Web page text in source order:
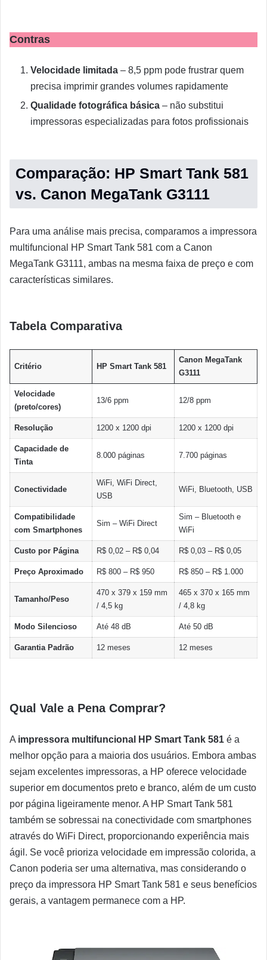
Contras
Velocidade limitada – 8,5 ppm pode frustrar quem
precisa imprimir grandes volumes rapidamente
Qualidade fotográfica básica – não substitui
impressoras especializadas para fotos profissionais
Comparação: HP Smart Tank 581
vs. Canon MegaTank G3111
Para uma análise mais precisa, comparamos a impressora
multifuncional HP Smart Tank 581 com a Canon
MegaTank G3111, ambas na mesma faixa de preço e com
características similares.
Tabela Comparativa
Critério HP Smart Tank 581
Canon MegaTank
G3111
Velocidade
(preto/cores)
13/6 ppm 12/8 ppm
Resolução 1200 x 1200 dpi 1200 x 1200 dpi
Capacidade de
Tinta
8.000 páginas 7.700 páginas
Conectividade
WiFi, WiFi Direct,
USB
WiFi, Bluetooth, USB
Compatibilidade
com Smartphones
Sim – WiFi Direct
Sim – Bluetooth e
WiFi
Custo por Página R$ 0,02 – R$ 0,04 R$ 0,03 – R$ 0,05
Preço Aproximado R$ 800 – R$ 950 R$ 850 – R$ 1.000
Tamanho/Peso
470 x 379 x 159 mm
/ 4,5 kg
465 x 370 x 165 mm
/ 4,8 kg
Modo Silencioso Até 48 dB Até 50 dB
Garantia Padrão 12 meses 12 meses
Qual Vale a Pena Comprar?
A impressora multifuncional HP Smart Tank 581 é a
melhor opção para a maioria dos usuários. Embora ambas
sejam excelentes impressoras, a HP oferece velocidade
superior em documentos preto e branco, além de um custo
por página ligeiramente menor. A HP Smart Tank 581
também se sobressai na conectividade com smartphones
através do WiFi Direct, proporcionando experiência mais
ágil. Se você prioriza velocidade em impressão colorida, a
Canon poderia ser uma alternativa, mas considerando o
preço da impressora HP Smart Tank 581 e seus benefícios
gerais, a vantagem permanece com a HP.